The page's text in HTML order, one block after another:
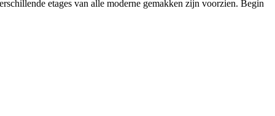
etages van alle moderne gemakken zijn voorzien. Begin